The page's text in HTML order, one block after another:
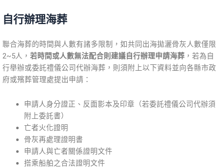
自行辦理海葬
聯合海葬的時間與人數有諸多限制，如共同出海拋灑骨灰人數僅限
2~5人， 若時間或人數無法配合則建議自行辦理申請海葬 ，若為自
行舉辦或委託禮儀公司代辦海葬，則須附上以下資料並向各縣市政
府或殯葬管理處提出申請：
申請人身分證正、反面影本及印章（若委託禮儀公司代辦須
附上委託書）
亡者火化證明
骨灰再處理證明書
申請人與亡者關係證明文件
搭乘船舶之合法證明文件